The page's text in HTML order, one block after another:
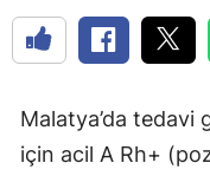
Malatya’da tedavi
için acil A Rh+